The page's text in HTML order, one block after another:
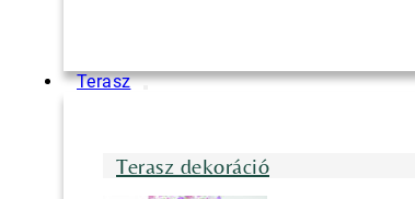
Terasz
Terasz dekoráció